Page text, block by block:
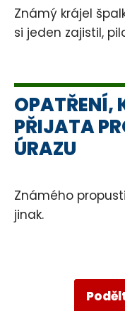
Známý krájel
si jeden zajistil,
OPATŘENÍ,
PŘIJATA
ÚRAZU
Známého
jinak.